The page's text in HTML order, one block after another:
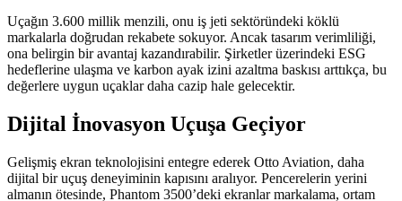
Uçağın 3.600 millik menzili, onu iş jeti sektöründeki köklü
markalarla doğrudan rekabete sokuyor. Ancak tasarım verimliliği,
ona belirgin bir avantaj kazandırabilir. Şirketler üzerindeki ESG
hedeflerine ulaşma ve karbon ayak izini azaltma baskısı arttıkça, bu
değerlere uygun uçaklar daha cazip hale gelecektir.
Dijital İnovasyon Uçuşa Geçiyor
Gelişmiş ekran teknolojisini entegre ederek Otto Aviation, daha
dijital bir uçuş deneyiminin kapısını aralıyor. Pencerelerin yerini
almanın ötesinde, Phantom 3500’deki ekranlar markalama, ortam